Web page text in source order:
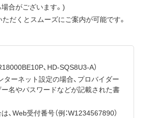
合がございます。)
だくとスムーズにご案内が可能です。
、HD-SQS8U3-A）
ーネット設定の場合、プロバイダー
名やパスワードなどが記載された書
、Web受付番号（例：W1234567890）